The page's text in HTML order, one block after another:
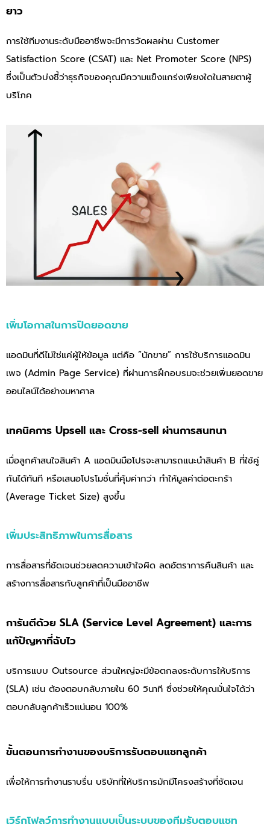
ยาว
การใช้ทีมงานระดับมืออาชีพจะมีการวัดผลผ่าน Customer
Satisfaction Score (CSAT) และ Net Promoter Score (NPS)
ซึ่งเป็นตัวบ่งชี้ว่าธุรกิจของคุณมีความแข็งแกร่งเพียงใดในสายตาผู้
บริโภค
เพิ่มโอกาสในการปิดยอดขาย
แอดมินที่ดีไม่ใช่แค่ผู้ให้ข้อมูล แต่คือ “นักขาย” การใช้บริการแอดมิน
เพจ (Admin Page Service) ที่ผ่านการฝึกอบรมจะช่วยเพิ่มยอดขาย
ออนไลน์ได้อย่างมหาศาล
เทคนิคการ Upsell และ Cross-sell ผ่านการสนทนา
เมื่อลูกค้าสนใจสินค้า A แอดมินมือโปรจะสามารถแนะนำสินค้า B ที่ใช้คู่
กันได้ทันที หรือเสนอโปรโมชั่นที่คุ้มค่ากว่า ทำให้มูลค่าต่อตะกร้า
(Average Ticket Size) สูงขึ้น
เพิ่มประสิทธิภาพในการสื่อสาร
การสื่อสารที่ชัดเจนช่วยลดความเข้าใจผิด ลดอัตราการคืนสินค้า และ
สร้างการสื่อสารกับลูกค้าที่เป็นมืออาชีพ
การันตีด้วย SLA (Service Level Agreement) และการ
แก้ปัญหาที่ฉับไว
บริการแบบ Outsource ส่วนใหญ่จะมีข้อตกลงระดับการให้บริการ
(SLA) เช่น ต้องตอบกลับภายใน 60 วินาที ซึ่งช่วยให้คุณมั่นใจได้ว่า
ตอบกลับลูกค้าเร็วแน่นอน 100%
ขั้นตอนการทำงานของบริการรับตอบแชทลูกค้า
เพื่อให้การทำงานราบรื่น บริษัทที่ให้บริการมักมีโครงสร้างที่ชัดเจน
เวิร์กโฟลว์การทำงานแบบเป็นระบบของทีมรับตอบแชท